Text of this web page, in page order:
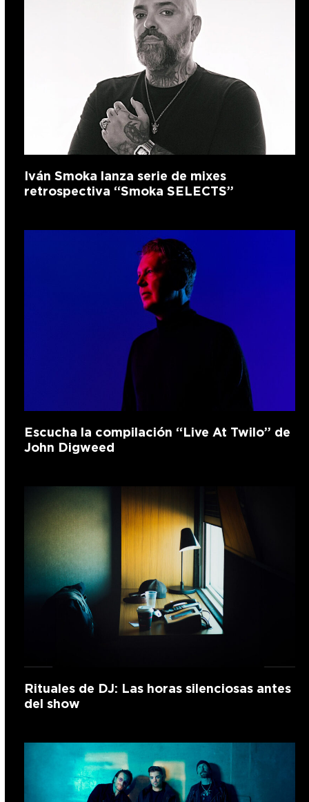
Iván Smoka lanza serie de mixes
retrospectiva “Smoka SELECTS”
Escucha la compilación “Live At Twilo” de
John Digweed
Rituales de DJ: Las horas silenciosas antes
del show